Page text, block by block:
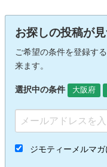
お探しの投稿が
ご希望の条件を登録す
来ます。
選択中の条件 大阪府
ジモティーメルマ